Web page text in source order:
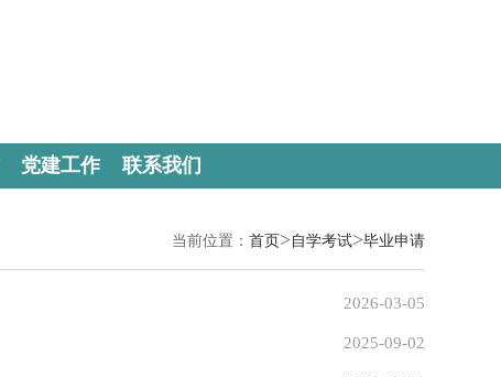
党建工作 联系我们
当前位置： 首页>自学考试>毕业申请
2026-03-05
2025-09-02